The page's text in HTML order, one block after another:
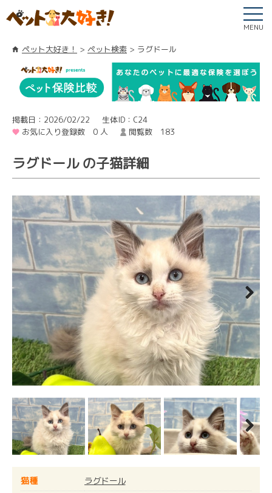
MENU
ペット大好き！ ペット検索 ラグドール
掲載日：2026/02/22
生体ID：C24
お気に入り登録数 0 人
閲覧数 183
ラグドール の子猫詳細
Next
Next
猫種
ラグドール